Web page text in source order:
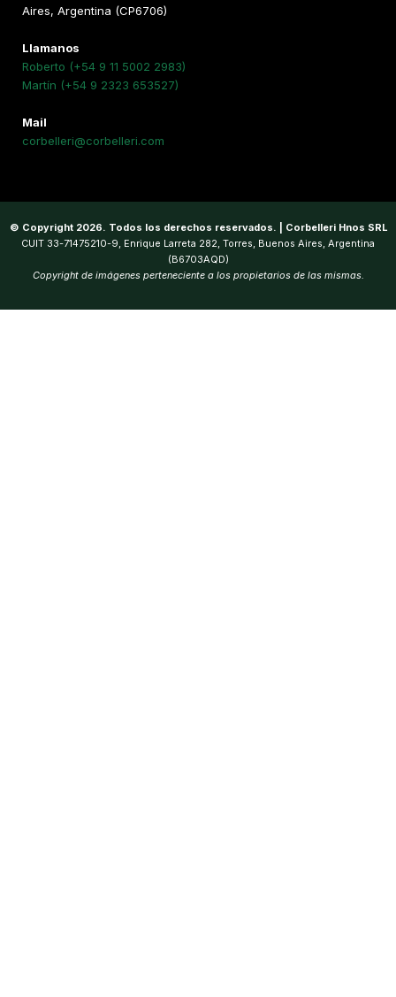
Aires, Argentina (CP6706)
Llamanos
Roberto (+54 9 11 5002 2983)
Martín (+54 9 2323 653527)
Mail
corbelleri@corbelleri.com
© Copyright 2026. Todos los derechos reservados. | Corbelleri Hnos SRL
CUIT 33-71475210-9, Enrique Larreta 282, Torres, Buenos Aires, Argentina
(B6703AQD)
Copyright de imágenes perteneciente a los propietarios de las mismas.